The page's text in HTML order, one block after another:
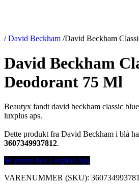
/ David Beckham /David Beckham
David Beckham
Deodorant 75 Ml
Beautyx fandt david beckham classic
luxplus aps.
Dette produkt fra David Beckham i blå
3607349937812.
Se prisen hos Luxplus Aps
VARENUMMER (SKU):